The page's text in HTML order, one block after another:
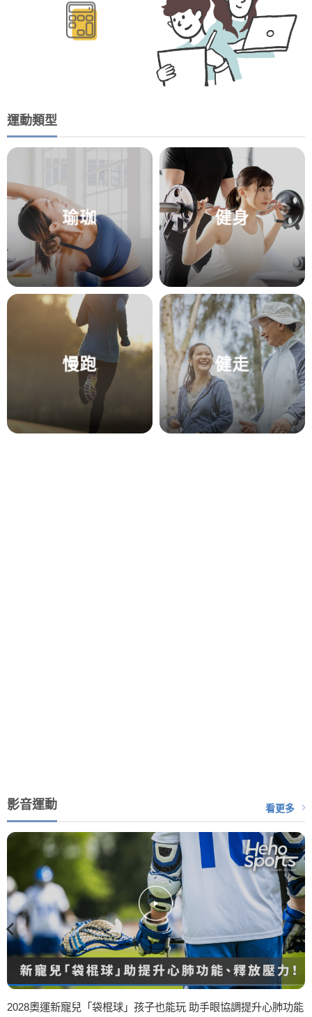
運動類型
瑜珈 健身
慢跑 健走
影音運動 看更多
2028奧運新寵兒「袋棍球」孩子也能玩 助手眼協調提升心肺功能